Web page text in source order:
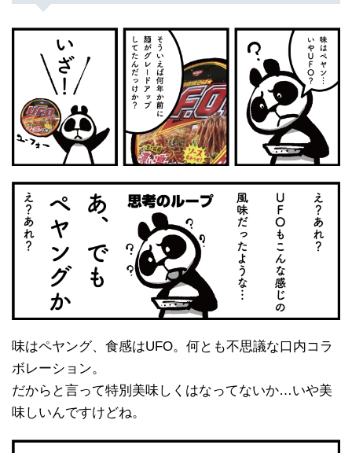
味はペヤング、食感はUFO。何とも不思議な口内コラ
ボレーション。
だからと言って特別美味しくはなってないか…いや美
味しいんですけどね。